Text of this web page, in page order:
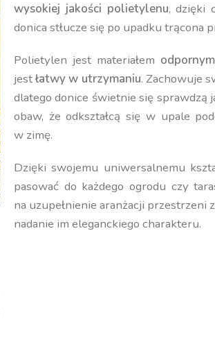
wysokiej jakości polietylenu, dzięki
donica stłucze się po upadku trącona
Polietylen jest materiałem
jestłatwy w utrzymaniu. Zachowuje
dlatego donice świetnie się sprawdzą
obaw, że odkształcą się w upale
w zimę.
Dzięki swojemu uniwersalnemu
pasować do każdego ogrodu czy
na uzupełnienie aranżacji
nadanie im eleganckiego charakteru.